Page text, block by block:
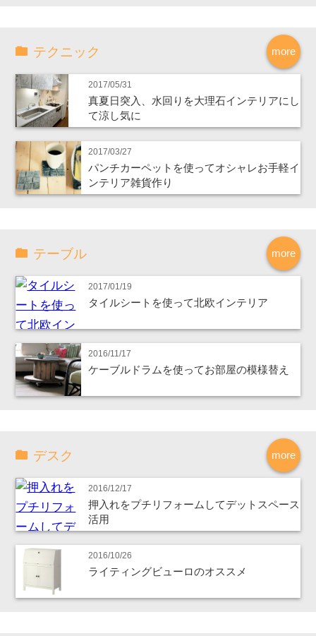
more
テクニック
2017/05/31
真夏日突入、水回りを大理石インテリアにし
て涼し気に
2017/03/27
パンチカーペットを使ってオシャレお手軽イ
ンテリア雑貨作り
more
テーブル
2017/01/19
タイルシートを使って北欧インテリア
2016/11/17
ケーブルドラムを使ってお部屋の模様替え
more
デスク
2016/12/17
押入れをプチリフォームしてデットスペース
活用
2016/10/26
ライティングビューロのオススメ